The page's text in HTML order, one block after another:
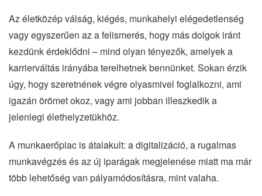
Az életközép válság, kiégés, munkahelyi elégedetlenség
vagy egyszerűen az a felismerés, hogy más dolgok iránt
kezdünk érdeklődni – mind olyan tényezők, amelyek a
karrierváltás irányába terelhetnek bennünket. Sokan érzik
úgy, hogy szeretnének végre olyasmivel foglalkozni, ami
igazán örömet okoz, vagy ami jobban illeszkedik a
jelenlegi élethelyzetükhöz.
A munkaerőpiac is átalakult: a digitalizáció, a rugalmas
munkavégzés és az új iparágak megjelenése miatt ma már
több lehetőség van pályamódosításra, mint valaha.